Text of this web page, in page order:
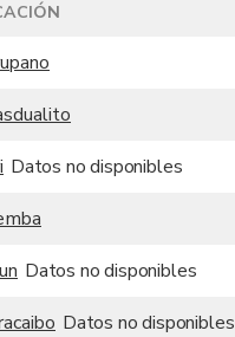
Datos no disponibles
Datos no disponibles
Datos no disponibles